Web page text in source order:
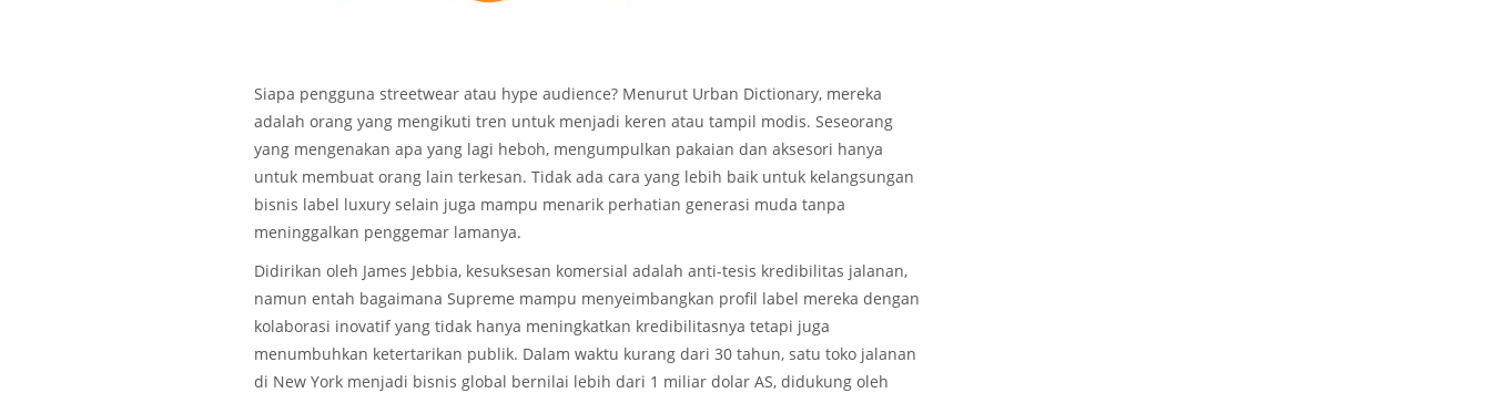
Siapa pengguna streetwear atau hype audience? Menurut Urban Dictionary, mereka
adalah orang yang mengikuti tren untuk menjadi keren atau tampil modis. Seseorang
yang mengenakan apa yang lagi heboh, mengumpulkan pakaian dan aksesori hanya
untuk membuat orang lain terkesan. Tidak ada cara yang lebih baik untuk kelangsungan
bisnis label luxury selain juga mampu menarik perhatian generasi muda tanpa
meninggalkan penggemar lamanya.
Didirikan oleh James Jebbia, kesuksesan komersial adalah anti-tesis kredibilitas jalanan,
namun entah bagaimana Supreme mampu menyeimbangkan profil label mereka dengan
kolaborasi inovatif yang tidak hanya meningkatkan kredibilitasnya tetapi juga
menumbuhkan ketertarikan publik. Dalam waktu kurang dari 30 tahun, satu toko jalanan
di New York menjadi bisnis global bernilai lebih dari 1 miliar dolar AS, didukung oleh